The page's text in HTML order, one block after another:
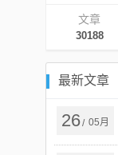
文章
30188
最新文章
26/ 05月